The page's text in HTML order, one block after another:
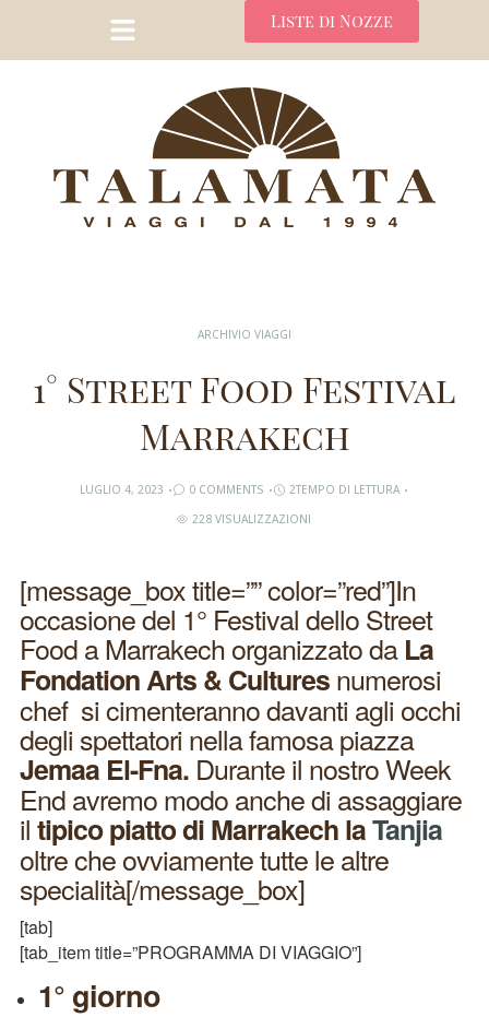
Liste di Nozze
ARCHIVIO VIAGGI
1° Street Food Festival
Marrakech
LUGLIO 4, 2023 0 COMMENTS
2TEMPO DI LETTURA
228 VISUALIZZAZIONI
[message_box title=”” color=”red”]In
occasione del 1° Festival dello Street
Food a Marrakech organizzato daLa
Fondation Arts & Culturesnumerosi
chef si cimenteranno davanti agli occhi
degli spettatori nella famosa piazza
Jemaa El-Fna. Durante il nostro Week
End avremo modo anche di assaggiare
iltipico piatto di Marrakech laTanjia
oltre che ovviamente tutte le altre
specialità[/message_box]
[tab]
[tab_item title=”PROGRAMMA DI VIAGGIO”]
1° giorno